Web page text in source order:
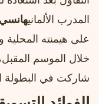
المدرب الألماني
على هيمنته المحلية
خلال الموسم
شاركت في البطولة